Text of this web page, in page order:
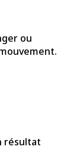
ou
résultat